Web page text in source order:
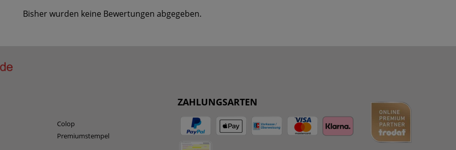
Bisher wurden keine Bewertungen abgegeben.
Colop
Premiumstempel
ZAHLUNGSARTEN